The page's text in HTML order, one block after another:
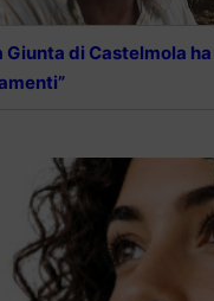
Giunta di Castelmola